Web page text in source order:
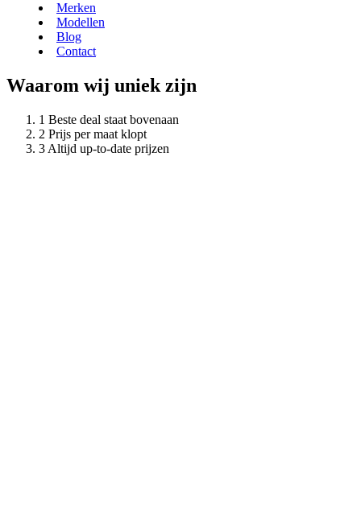
Merken
Modellen
Blog
Contact
Waarom wij uniek zijn
Beste deal staat bovenaan
Prijs per maat klopt
Altijd up-to-date prijzen